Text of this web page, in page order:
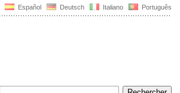
Español Deutsch Italiano Português